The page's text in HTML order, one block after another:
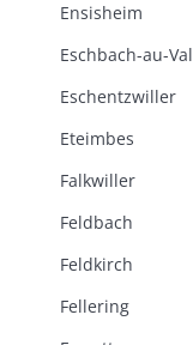
Ensisheim
Eschbach-au-Val
Eschentzwiller
Eteimbes
Falkwiller
Feldbach
Feldkirch
Fellering